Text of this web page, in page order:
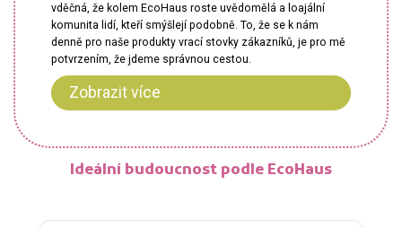
vděčná, že kolem EcoHaus roste uvědomělá a loajální
komunita lidí, kteří smýšlejí podobně. To, že se k nám
denně pro naše produkty vrací stovky zákazníků, je pro mě
potvrzením, že jdeme správnou cestou.
Zobrazit více
Ideální budoucnost podle EcoHaus